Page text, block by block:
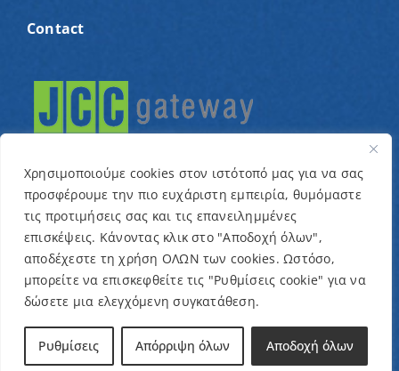
Χρησιμοποιούμε cookies στον ιστότοπό μας για να σας
προσφέρουμε την πιο ευχάριστη εμπειρία, θυμόμαστε
τις προτιμήσεις σας και τις επανειλημμένες
επισκέψεις. Κάνοντας κλικ στο "Αποδοχή όλων",
αποδέχεστε τη χρήση ΟΛΩΝ των cookies. Ωστόσο,
μπορείτε να επισκεφθείτε τις "Ρυθμίσεις cookie" για να
δώσετε μια ελεγχόμενη συγκατάθεση.
Ρυθμίσεις Απόρριψη όλων Αποδοχή όλων
Contact
© Copyright 2022 – Cyprus Association for children
with cancer and related conditions “One Dream One
Wish” / Designed & Developed byNETinfo Plc
Terms and Conditions|Privacy Policy